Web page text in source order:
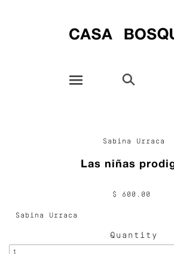
Sabina Urraca
Las niñas
$ 600.00
Quantity